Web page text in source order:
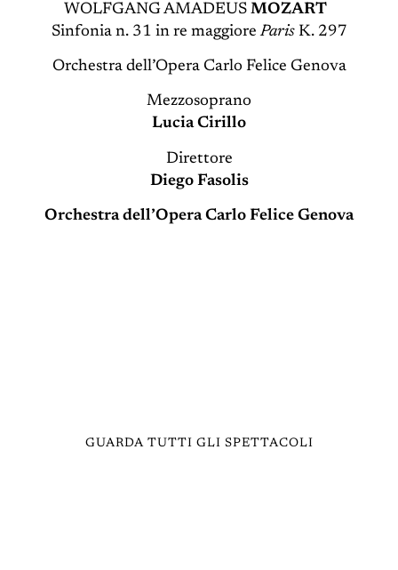
WOLFGANG AMADEUS MOZART
Sinfonia n. 31 in re maggioreParisK. 297
Orchestra dell’Opera Carlo Felice Genova
Mezzosoprano
Lucia Cirillo
Direttore
Diego Fasolis
Orchestra dell’Opera Carlo Felice Genova
GUARDA TUTTI GLI SPETTACOLI